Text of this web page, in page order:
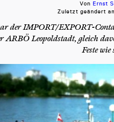
Von Ernst
Zuletzt geändert
der IMPORT/EXPORT-
ARBÖ Leopoldstadt, gleich
Feste wie